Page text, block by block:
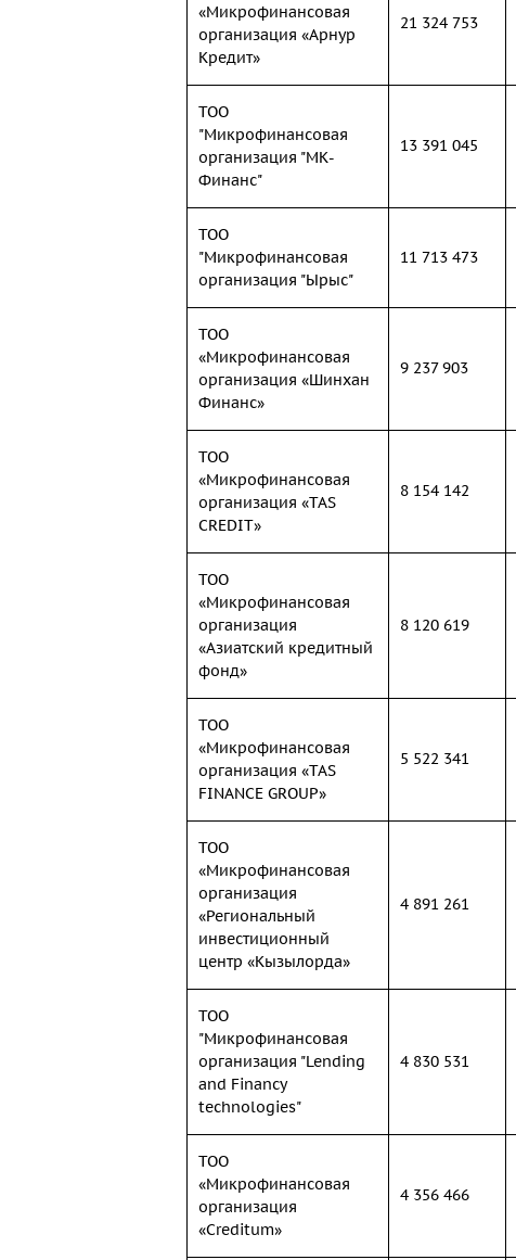
«Микрофинансовая
организация «Арнур
Кредит»
21 324 753
ТОО
"Микрофинансовая
организация "МК-
Финанс"
13 391 045
ТОО
"Микрофинансовая
организация "Ырыс"
11 713 473
ТОО
«Микрофинансовая
организация «Шинхан
Финанс»
9 237 903
ТОО
«Микрофинансовая
организация «TAS
CREDIT»
8 154 142
ТОО
«Микрофинансовая
организация
«Азиатский кредитный
фонд»
8 120 619
ТОО
«Микрофинансовая
организация «TAS
FINANCE GROUP»
5 522 341
ТОО
«Микрофинансовая
организация
«Региональный
инвестиционный
центр «Кызылорда»
4 891 261
ТОО
"Микрофинансовая
организация "Lending
and Financy
technologies"
4 830 531
ТОО
«Микрофинансовая
организация
«Creditum»
4 356 466